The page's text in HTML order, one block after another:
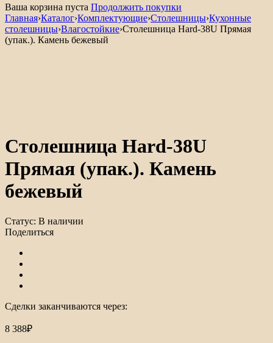
Ваша корзина пуста Продолжить покупки
Главная›Каталог›Комплектующие›Столешницы›Кухонные
столешницы›Влагостойкие›Столешница Hard-38U Прямая
(упак.). Камень бежевый
Столешница Hard-38U
Прямая (упак.). Камень
бежевый
Статус: В наличии
Поделиться
Сделки заканчиваются через:
8 388₽